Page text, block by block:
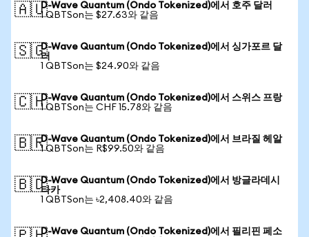
🇦🇺D-Wave Quantum (Ondo Tokenized)에서 호주 달러
1 QBTSon는 $27.63와 같음
🇸🇬D-Wave Quantum (Ondo Tokenized)에서 싱가포르 달
러
1 QBTSon는 $24.90와 같음
🇨🇭D-Wave Quantum (Ondo Tokenized)에서 스위스 프랑
1 QBTSon는 CHF 15.78와 같음
🇧🇷D-Wave Quantum (Ondo Tokenized)에서 브라질 헤알
1 QBTSon는 R$99.50와 같음
🇧🇩D-Wave Quantum (Ondo Tokenized)에서 방글라데시
타카
1 QBTSon는 ৳2,408.40와 같음
D-Wave Quantum (Ondo Tokenized)에서 필리핀 페소